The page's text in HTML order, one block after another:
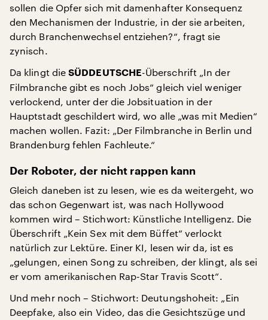
sollen die Opfer sich mit damenhafter Konsequenz
den Mechanismen der Industrie, in der sie arbeiten,
durch Branchenwechsel entziehen?“, fragt sie
zynisch.
Da klingt dieSÜDDEUTSCHE-Überschrift „In der
Filmbranche gibt es noch Jobs“ gleich viel weniger
verlockend, unter der die Jobsituation in der
Hauptstadt geschildert wird, wo alle „was mit Medien“
machen wollen. Fazit: „Der Filmbranche in Berlin und
Brandenburg fehlen Fachleute.“
Der Roboter, der nicht rappen kann
Gleich daneben ist zu lesen, wie es da weitergeht, wo
das schon Gegenwart ist, was nach Hollywood
kommen wird – Stichwort: Künstliche Intelligenz. Die
Überschrift „Kein Sex mit dem Büffet“ verlockt
natürlich zur Lektüre. Einer KI, lesen wir da, ist es
„gelungen, einen Song zu schreiben, der klingt, als sei
er vom amerikanischen Rap-Star Travis Scott“.
Und mehr noch – Stichwort: Deutungshoheit: „Ein
Deepfake, also ein Video, das die Gesichtszüge und